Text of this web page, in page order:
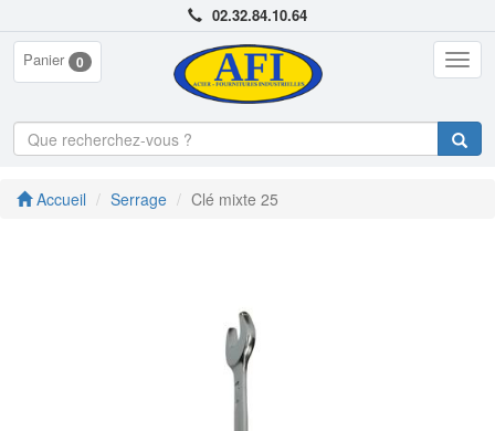
02.32.84.10.64
Panier 0
Accueil Serrage Clé mixte 25